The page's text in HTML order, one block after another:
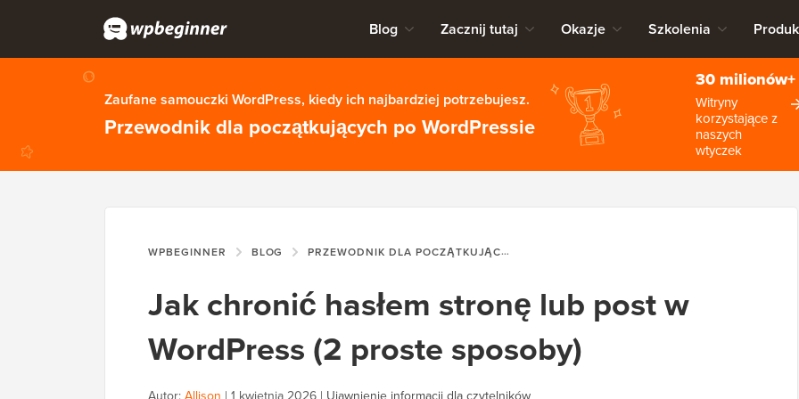
Blog Zacznij tutaj Okazje Szkolenia
Zaufane samouczki WordPress, kiedy ich najbardziej potrzebujesz.
Przewodnik dla początkujących po WordPressie
30 milionów+
Witryny
korzystające z
naszych
wtyczek
WPBEGINNER BLOG PRZEWODNIK DLA POCZĄTKUJĄCYCH JAK CHRONIĆ HASŁEM STRONĘ LUB POST
Jak chronić hasłem stronę lub post w
WordPress (2 proste sposoby)